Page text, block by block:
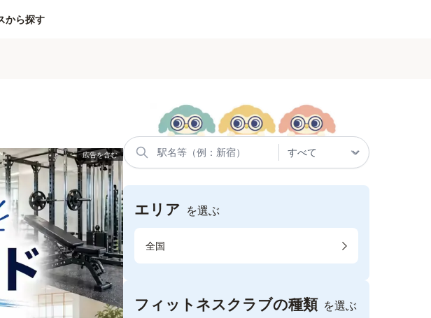
から探す
エリア を選ぶ
全国
フィットネスクラブの種類 を選ぶ